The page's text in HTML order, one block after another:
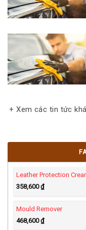
Leather Protection
358,600₫
Mould Remover
468,600₫
+ Xem các tin tức